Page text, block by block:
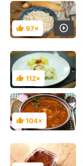
Hodnocení
97×
Hodnocení
112×
Hodnocení
104×